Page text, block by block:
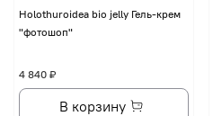
Holothuroidea bio jelly Гель-крем
"фотошоп"
4 840 ₽
В корзину